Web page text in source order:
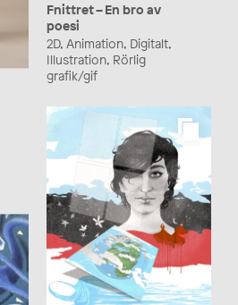
Fnittret – En bro av
poesi
2D, Animation, Digitalt,
Illustration, Rörlig
grafik/gif